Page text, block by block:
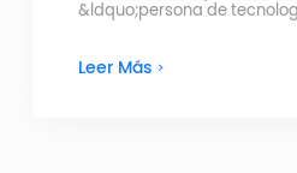
&ldquo;persona de
Leer Más